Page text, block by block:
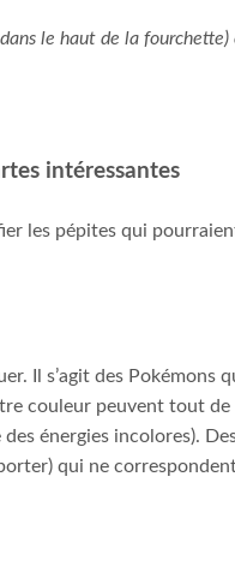
le haut de la
intéressantes
les pépites qui
Il s’agit des
couleur peuvent tout
énergies incolores).
qui ne